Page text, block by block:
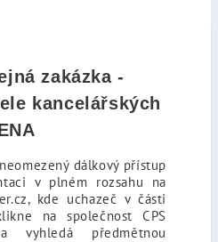
zakázka -
kancelářských
dálkový přístup
v plném rozsahu na
kde uchazeč v části
na společnost CPS
vyhledá předmětnou